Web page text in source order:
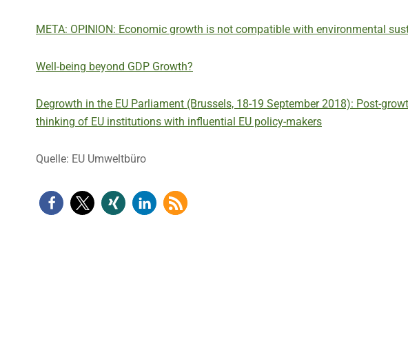
META: OPINION: Economic growth is not compatible with environmental
Well-being beyond GDP Growth?
Degrowth in the EU Parliament (Brussels, 18-19 September 2018): Post-
thinking of EU institutions with influential EU policy-makers
Quelle: EU Umweltbüro